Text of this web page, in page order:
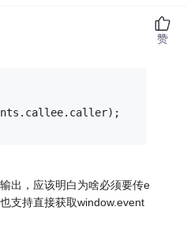
出，应该明白为啥必须要传e
支持直接获取window.event
赞